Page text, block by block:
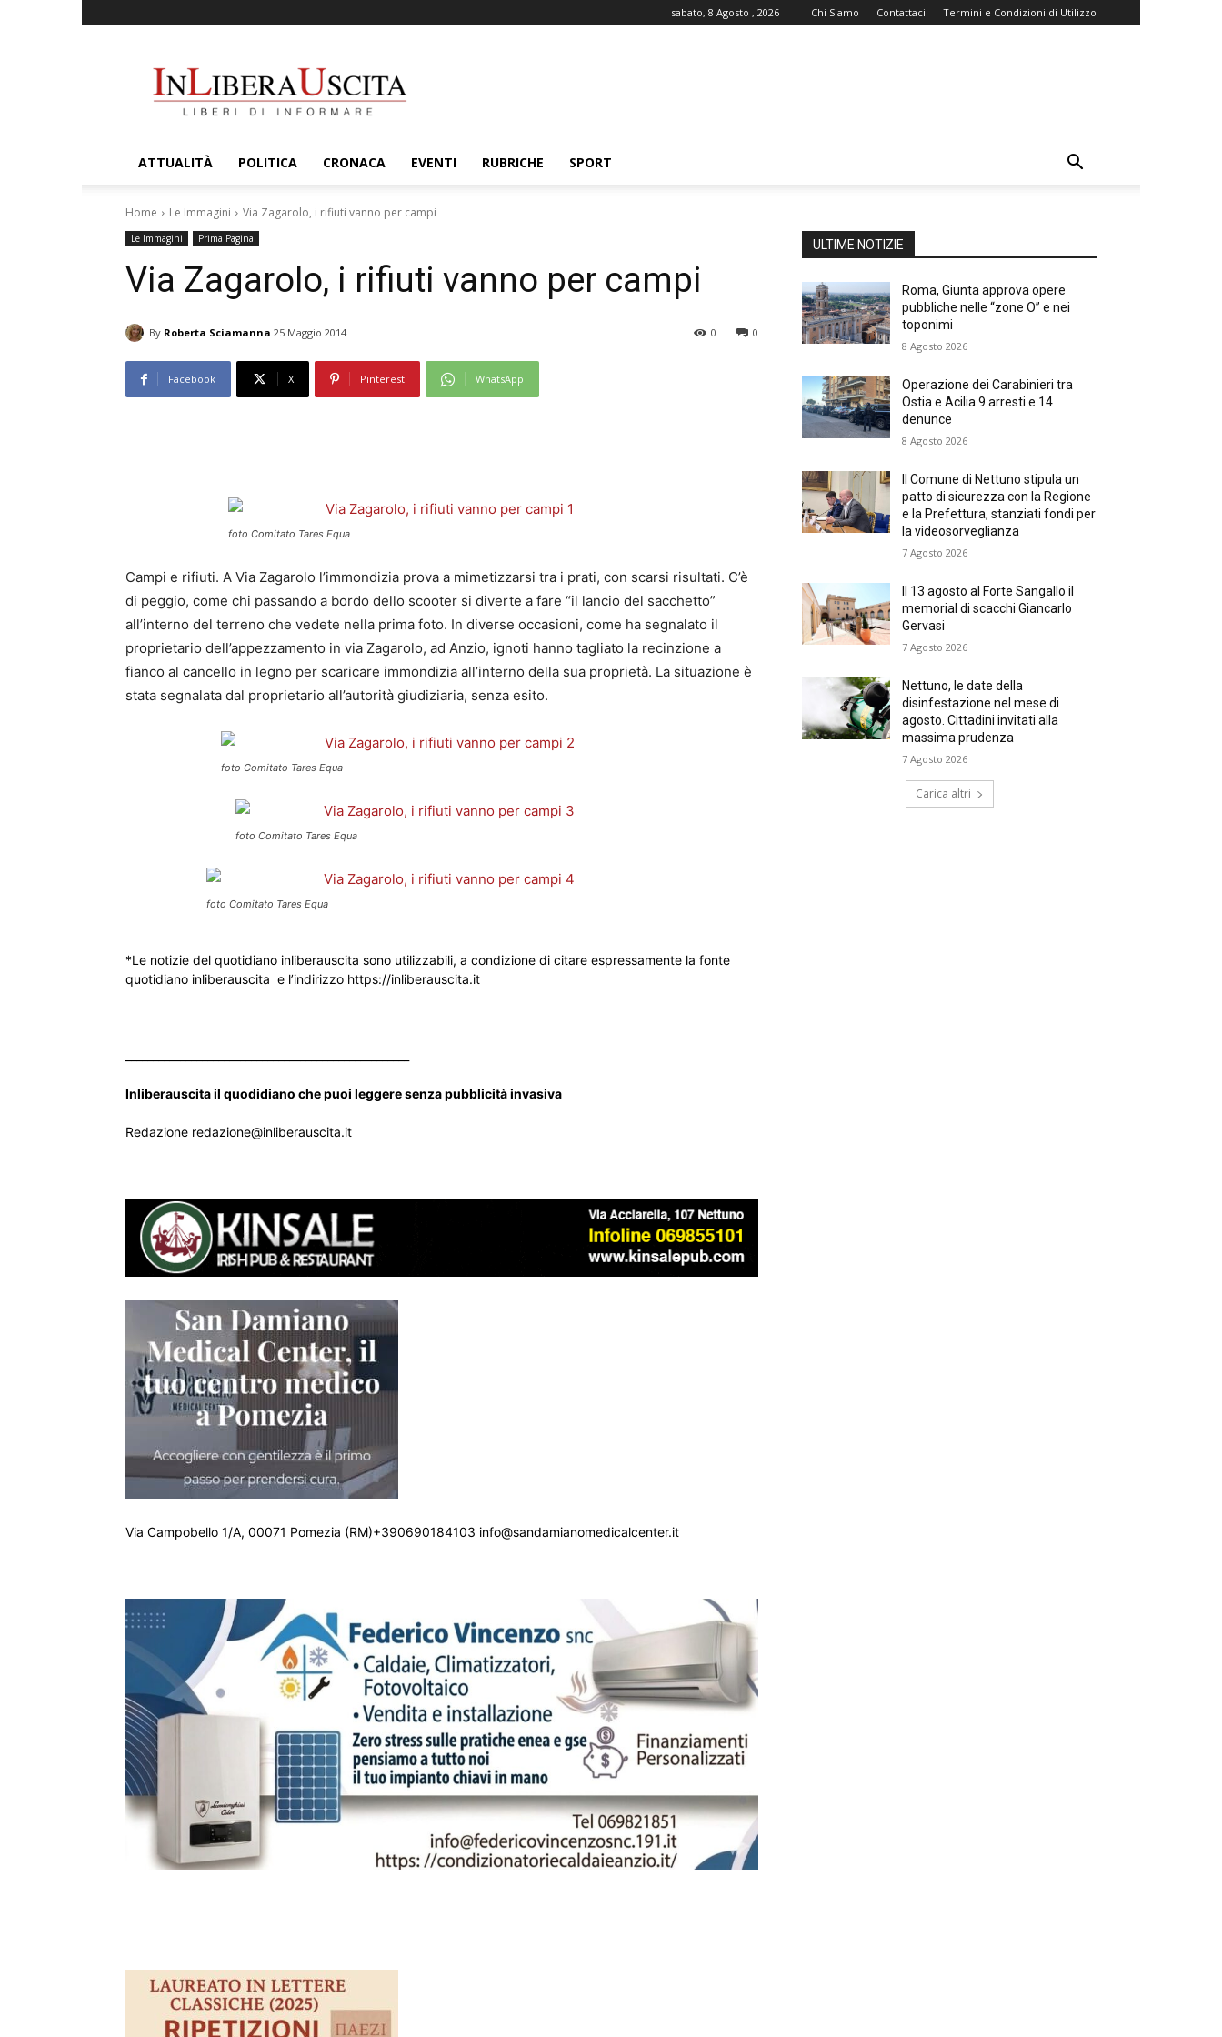
sabato, 8 Agosto , 2026 Chi Siamo Contattaci Termini e Condizioni di Utilizzo
ATTUALITÀ POLITICA CRONACA EVENTI RUBRICHE SPORT
Home Le Immagini Via Zagarolo, i rifiuti vanno per campi
Le Immagini Prima Pagina
Via Zagarolo, i rifiuti vanno per campi
By Roberta Sciamanna 25 Maggio 2014 0
0
Facebook X Pinterest WhatsApp
foto Comitato Tares Equa
Campi e rifiuti. A Via Zagarolo l’immondizia prova a mimetizzarsi tra i prati, con scarsi risultati. C’è
di peggio, come chi passando a bordo dello scooter si diverte a fare “il lancio del sacchetto”
all’interno del terreno che vedete nella prima foto. In diverse occasioni, come ha segnalato il
proprietario dell’appezzamento in via Zagarolo, ad Anzio, ignoti hanno tagliato la recinzione a
fianco al cancello in legno per scaricare immondizia all’interno della sua proprietà. La situazione è
stata segnalata dal proprietario all’autorità giudiziaria, senza esito.
foto Comitato Tares Equa
foto Comitato Tares Equa
foto Comitato Tares Equa
*Le notizie del quotidiano inliberauscita sono utilizzabili, a condizione di citare espressamente la fonte
quotidiano inliberauscita e l’indirizzo https://inliberauscita.it
Inliberauscita il quodidiano che puoi leggere senza pubblicità invasiva
Redazione redazione@inliberauscita.it
Via Campobello 1/A, 00071 Pomezia (RM)+390690184103 info@sandamianomedicalcenter.it
ULTIME NOTIZIE
Roma, Giunta approva opere
pubbliche nelle “zone O” e nei
toponimi
8 Agosto 2026
Operazione dei Carabinieri tra
Ostia e Acilia 9 arresti e 14
denunce
8 Agosto 2026
Il Comune di Nettuno stipula un
patto di sicurezza con la Regione
e la Prefettura, stanziati fondi per
la videosorveglianza
7 Agosto 2026
Il 13 agosto al Forte Sangallo il
memorial di scacchi Giancarlo
Gervasi
7 Agosto 2026
Nettuno, le date della
disinfestazione nel mese di
agosto. Cittadini invitati alla
massima prudenza
7 Agosto 2026
Carica altri